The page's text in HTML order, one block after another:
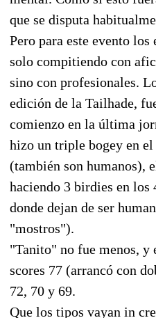
que se disputa
Pero para este evento los
solo compitiendo con
sino con profesionales.
edición de la Tailhade,
comienzo en la última
hizo un triple bogey en
(también son humanos),
haciendo 3 birdies en los
donde dejan de ser
"mostros").
"Tanito" no fue menos, y
scores 77 (arrancó con
72, 70 y 69.
Que los tipos vayan in